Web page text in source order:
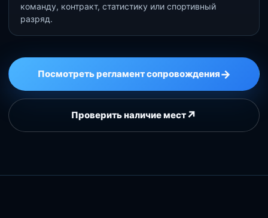
команду, контракт, статистику или спортивный
разряд.
Посмотреть регламент сопровождения→
Проверить наличие мест↗